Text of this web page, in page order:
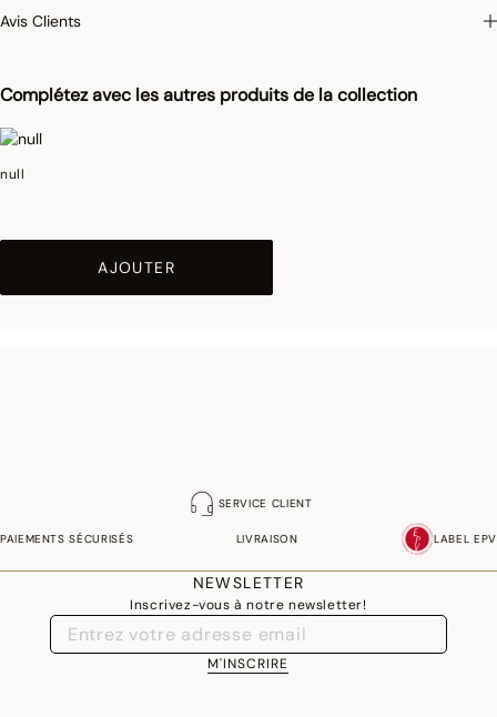
Complétez avec les autres produits de la collection
null
AJOUTER
une durée de vie d’environ 10 lavages en machine et se réactive grâce au
Photographies :les photographies sont les plus fidèles possibles mais ne peuvent
assurer une similitude parfaite avec le produit vendu, notamment en ce qui
Avis Clients
SERVICE CLIENT
PAIEMENTS SÉCURISÉS LIVRAISON LABEL EPV
NEWSLETTER
Inscrivez-vous à notre newsletter!
M'INSCRIRE